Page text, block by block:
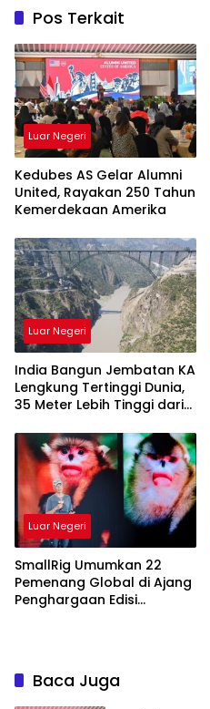
Pos Terkait
Luar Negeri
Kedubes AS Gelar Alumni
United, Rayakan 250 Tahun
Kemerdekaan Amerika
Luar Negeri
India Bangun Jembatan KA
Lengkung Tertinggi Dunia,
35 Meter Lebih Tinggi dari
Luar Negeri
SmallRig Umumkan 22
Pemenang Global di Ajang
Penghargaan Edisi
Baca Juga